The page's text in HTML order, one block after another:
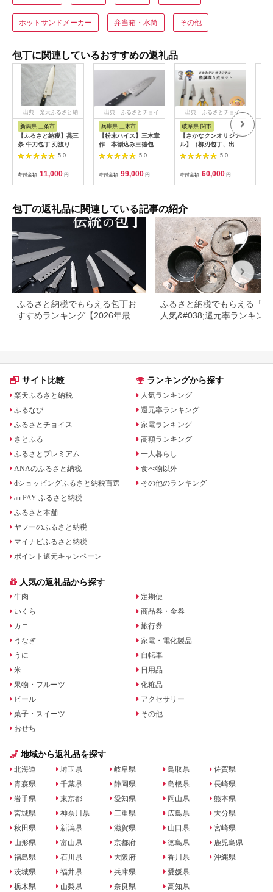
ホットサンドメーカー 弁当箱・水筒 その他
包丁に関連しているおすすめの返礼品
出典：楽天ふるさと納
新潟県 三条市
【ふるさと納税】燕三
条 牛刀包丁 刃渡り
180mm モリブデンバ
ナジウム鋼 キッチン
用品 燕三条製
【010S428】
5.0
寄付金額: 11,000 円
出典：ふるさとチョイ
兵庫県 三木市
【粉末ハイス】三木章
作 本割込み三徳包丁
（口金付き黒合板）
5.0
寄付金額: 99,000 円
出典：ふるさとチョイ
岐阜県 関市
【さかなクンオリジナ
ル】（柳刃包丁、出刃
包丁、キッチンバサ
ミ、鱗取り、骨抜き）
5点セット
5.0
寄付金額: 60,000 円
包丁の返礼品に関連している記事の紹介
ふるさと納税でもらえる包丁お
すすめランキング【2026年最新
ふるさと納税でもらえる「鍋
人気&#038;還元率ランキング
サイト比較
楽天ふるさと納税
ふるなび
ふるさとチョイス
さとふる
ふるさとプレミアム
ANAのふるさと納税
dショッピングふるさと納税百選
au PAY ふるさと納税
ふるさと本舗
ヤフーのふるさと納税
マイナビふるさと納税
ポイント還元キャンペーン
ランキングから探す
人気ランキング
還元率ランキング
家電ランキング
高額ランキング
一人暮らし
食べ物以外
その他のランキング
人気の返礼品から探す
牛肉
いくら
カニ
うなぎ
うに
米
果物・フルーツ
ビール
菓子・スイーツ
おせち
定期便
商品券・金券
旅行券
家電・電化製品
自転車
日用品
化粧品
アクセサリー
その他
地域から返礼品を探す
北海道
青森県
岩手県
宮城県
秋田県
山形県
福島県
茨城県
栃木県
埼玉県
千葉県
東京都
神奈川県
新潟県
富山県
石川県
福井県
山梨県
岐阜県
静岡県
愛知県
三重県
滋賀県
京都府
大阪府
兵庫県
奈良県
鳥取県
島根県
岡山県
広島県
山口県
徳島県
香川県
愛媛県
高知県
佐賀県
長崎県
熊本県
大分県
宮崎県
鹿児島県
沖縄県